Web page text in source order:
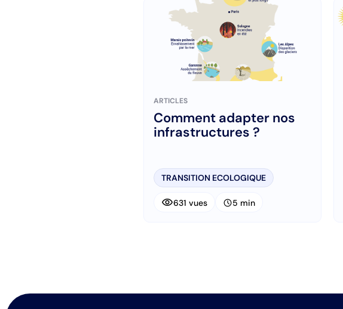
ARTICLES
Comment adapter nos
infrastructures ?
TRANSITION ECOLOGIQUE
visibility631 vues schedule5 min